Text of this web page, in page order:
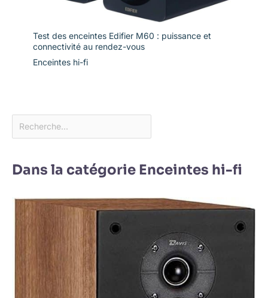
Test des enceintes Edifier M60 : puissance et
connectivité au rendez-vous
Enceintes hi-fi
Dans la catégorie Enceintes hi-fi